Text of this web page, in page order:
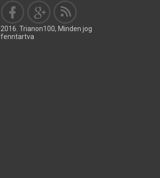
2016. Trianon100, Minden jog
fenntartva